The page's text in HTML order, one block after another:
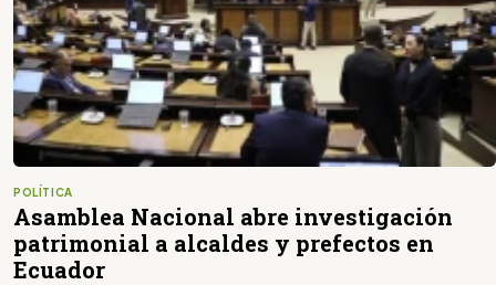
POLÍTICA
Asamblea Nacional abre investigación
patrimonial a alcaldes y prefectos en
Ecuador